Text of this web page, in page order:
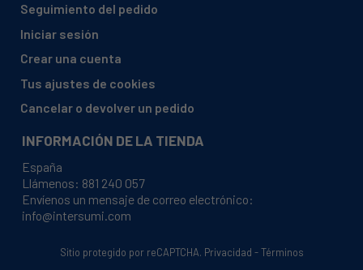
AEG ELECTROLUX, L 12843 V 91460611601
AEG ELECTROLUX, L 12843 V 91460612000
AEG ELECTROLUX, L 12843 V 91460612001
AEG ELECTROLUX, L 14840 91460500101
AEG ELECTROLUX, L 14840 91460500102
AEG ELECTROLUX, L 14840 91460500103
Seguimiento del pedido
Iniciar sesión
Crear una cuenta
Tus ajustes de cookies
Cancelar o devolver un pedido
INFORMACIÓN DE LA TIENDA
España
Llámenos: 881 240 057
Envíenos un mensaje de correo electrónico:
info@intersumi.com
Sitio protegido por reCAPTCHA. Privacidad -Términos